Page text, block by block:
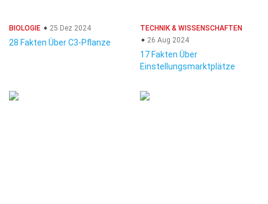
BIOLOGIE 25 Dez 2024
28 Fakten Über C3-Pflanze
TECHNIK & WISSENSCHAFTEN
26 Aug 2024
17 Fakten Über
Einstellungsmarktplätze